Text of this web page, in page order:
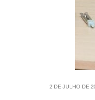
2 DE JULHO DE